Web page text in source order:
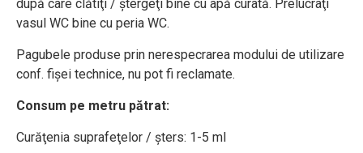
după care clătiţi / ştergeţi bine cu apă curată. Prelucraţi
vasul WC bine cu peria WC.
Pagubele produse prin nerespecrarea modului de utilizare
conf. fişei technice, nu pot fi reclamate.
Consum pe metru pătrat:
Curăţenia suprafeţelor / şters: 1-5 ml